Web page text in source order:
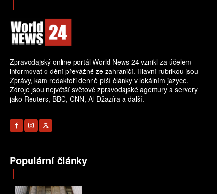
Zpravodajský online portál World News 24 vznikl za účelem
informovat o dění převážně ze zahraničí. Hlavní rubrikou jsou
Zprávy, kam redaktoři denně píší články v lokálním jazyce.
Zdroje jsou největší světové zpravodajské agentury a servery
jako Reuters, BBC, CNN, Al-Džazíra a další.
Populární články